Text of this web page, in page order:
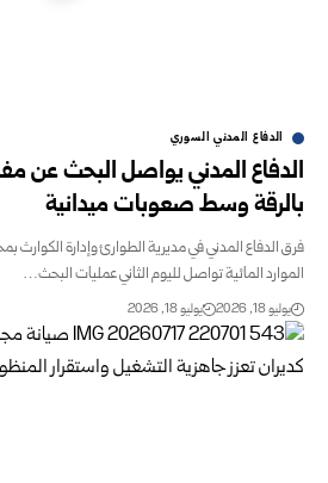
الدفاع المدني السوري
الدفاع المدني يواصل البحث عن
بالرقة وسط صعوبات ميدانية
فرق الدفاع المدني في مديرية الطوارئ وإدارة الكوارث
الموارد المائية تواصل لليوم الثاني عمليات البحث…
يوليو 18, 2026 يوليو 18, 2026